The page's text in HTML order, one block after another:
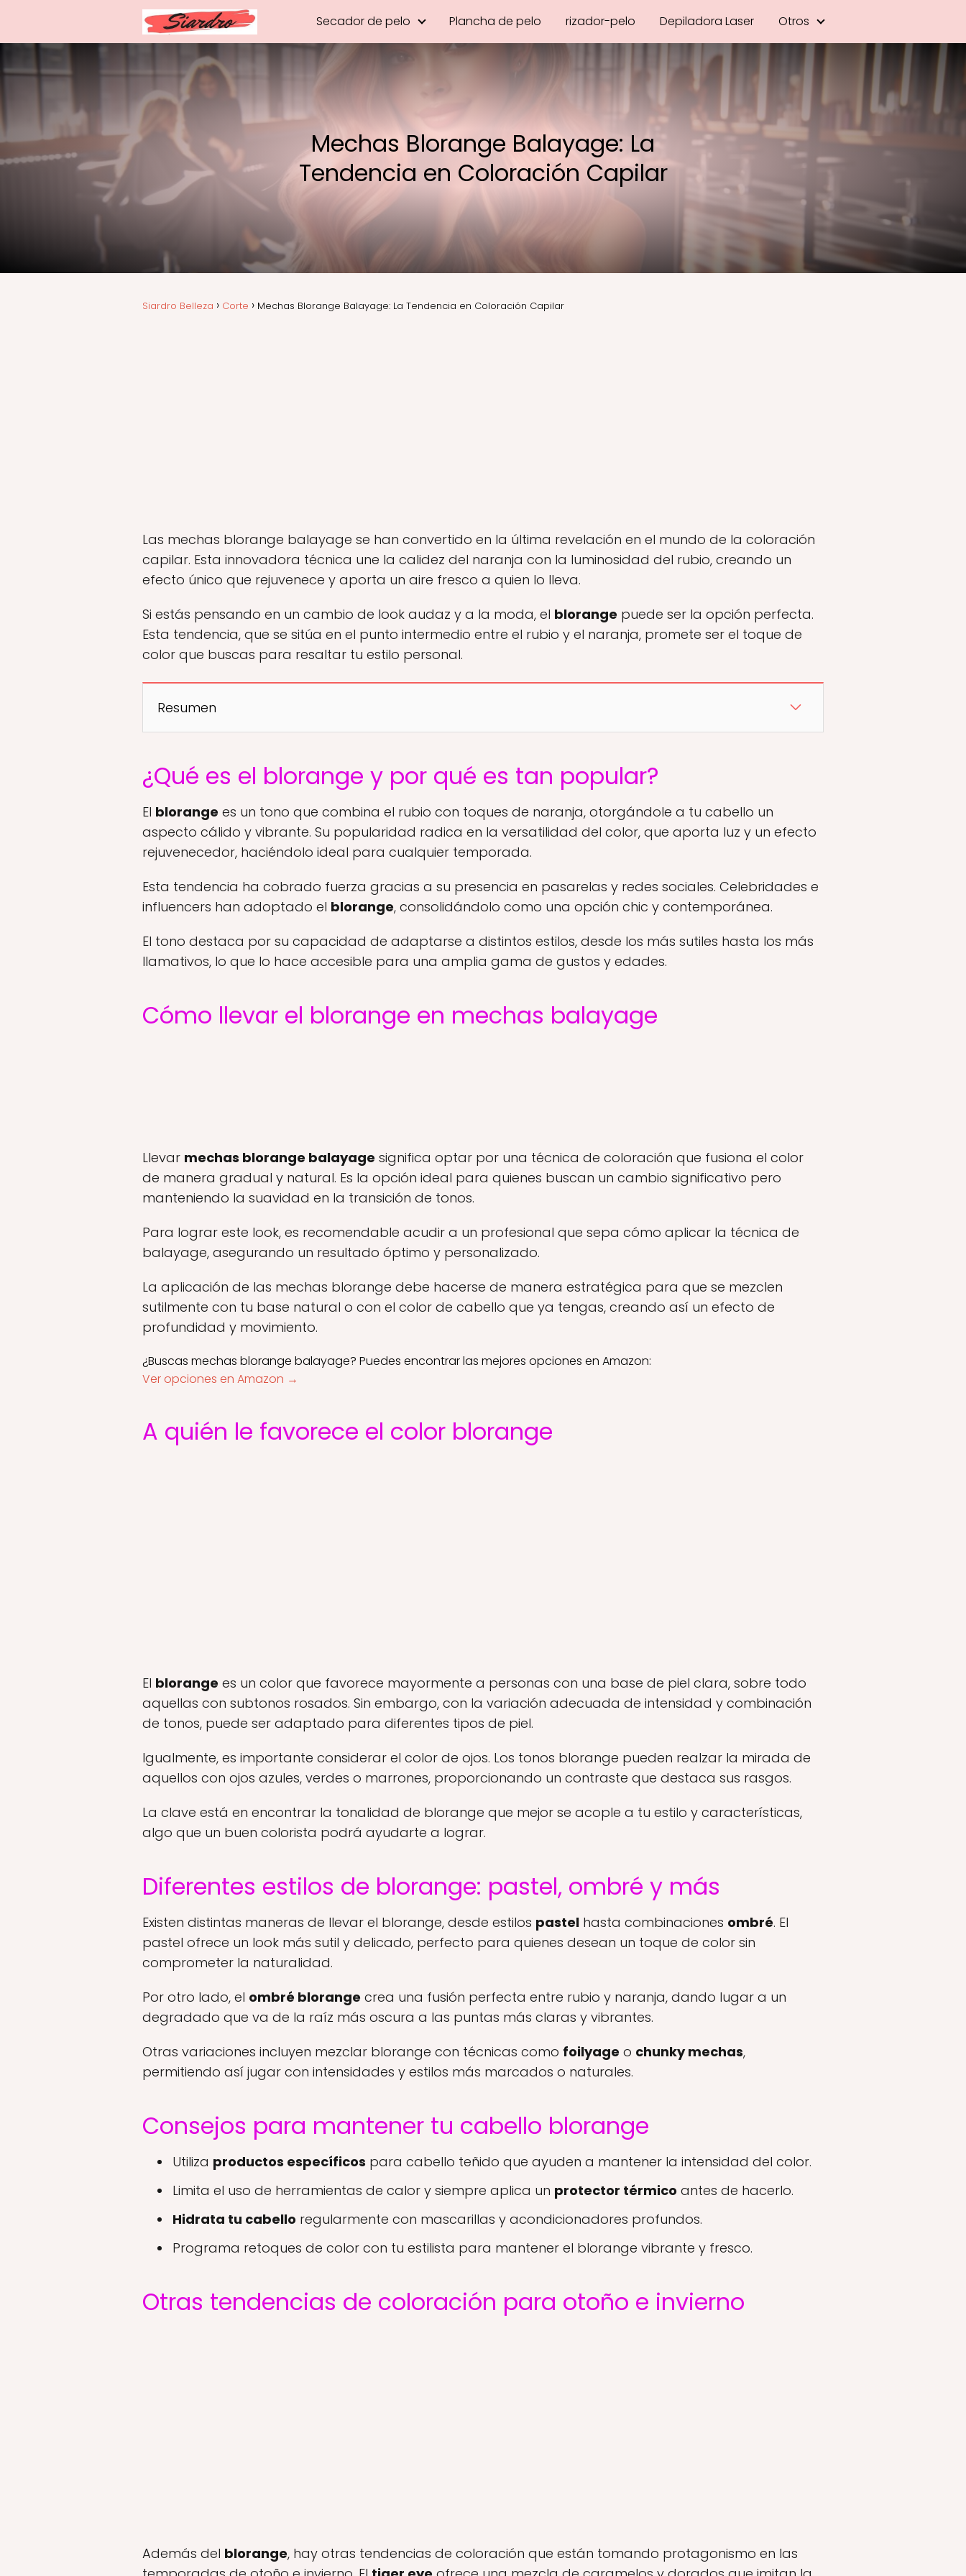
Secador de pelo Plancha de pelo rizador-pelo Depiladora Laser Otros
Mechas Blorange Balayage: La
Tendencia en Coloración Capilar
Siardro Belleza Corte Mechas Blorange Balayage: La Tendencia en Coloración Capilar
Las mechas blorange balayage se han convertido en la última revelación en el mundo de la coloración
capilar. Esta innovadora técnica une la calidez del naranja con la luminosidad del rubio, creando un
efecto único que rejuvenece y aporta un aire fresco a quien lo lleva.
Si estás pensando en un cambio de look audaz y a la moda, el blorange puede ser la opción perfecta.
Esta tendencia, que se sitúa en el punto intermedio entre el rubio y el naranja, promete ser el toque de
color que buscas para resaltar tu estilo personal.
Resumen
¿Qué es el blorange y por qué es tan popular?
El blorange es un tono que combina el rubio con toques de naranja, otorgándole a tu cabello un
aspecto cálido y vibrante. Su popularidad radica en la versatilidad del color, que aporta luz y un efecto
rejuvenecedor, haciéndolo ideal para cualquier temporada.
Esta tendencia ha cobrado fuerza gracias a su presencia en pasarelas y redes sociales. Celebridades e
influencers han adoptado el blorange, consolidándolo como una opción chic y contemporánea.
El tono destaca por su capacidad de adaptarse a distintos estilos, desde los más sutiles hasta los más
llamativos, lo que lo hace accesible para una amplia gama de gustos y edades.
Cómo llevar el blorange en mechas balayage
Llevar mechas blorange balayage significa optar por una técnica de coloración que fusiona el color
de manera gradual y natural. Es la opción ideal para quienes buscan un cambio significativo pero
manteniendo la suavidad en la transición de tonos.
Para lograr este look, es recomendable acudir a un profesional que sepa cómo aplicar la técnica de
balayage, asegurando un resultado óptimo y personalizado.
La aplicación de las mechas blorange debe hacerse de manera estratégica para que se mezclen
sutilmente con tu base natural o con el color de cabello que ya tengas, creando así un efecto de
profundidad y movimiento.
¿Buscas mechas blorange balayage? Puedes encontrar las mejores opciones en Amazon:
Ver opciones en Amazon →
A quién le favorece el color blorange
El blorange es un color que favorece mayormente a personas con una base de piel clara, sobre todo
aquellas con subtonos rosados. Sin embargo, con la variación adecuada de intensidad y combinación
de tonos, puede ser adaptado para diferentes tipos de piel.
Igualmente, es importante considerar el color de ojos. Los tonos blorange pueden realzar la mirada de
aquellos con ojos azules, verdes o marrones, proporcionando un contraste que destaca sus rasgos.
La clave está en encontrar la tonalidad de blorange que mejor se acople a tu estilo y características,
algo que un buen colorista podrá ayudarte a lograr.
Diferentes estilos de blorange: pastel, ombré y más
Existen distintas maneras de llevar el blorange, desde estilos pastel hasta combinaciones ombré. El
pastel ofrece un look más sutil y delicado, perfecto para quienes desean un toque de color sin
comprometer la naturalidad.
Por otro lado, el ombré blorange crea una fusión perfecta entre rubio y naranja, dando lugar a un
degradado que va de la raíz más oscura a las puntas más claras y vibrantes.
Otras variaciones incluyen mezclar blorange con técnicas como foilyage o chunky mechas,
permitiendo así jugar con intensidades y estilos más marcados o naturales.
Consejos para mantener tu cabello blorange
Utiliza productos específicos para cabello teñido que ayuden a mantener la intensidad del color.
Limita el uso de herramientas de calor y siempre aplica un protector térmico antes de hacerlo.
Hidrata tu cabello regularmente con mascarillas y acondicionadores profundos.
Programa retoques de color con tu estilista para mantener el blorange vibrante y fresco.
Otras tendencias de coloración para otoño e invierno
Además del blorange, hay otras tendencias de coloración que están tomando protagonismo en las